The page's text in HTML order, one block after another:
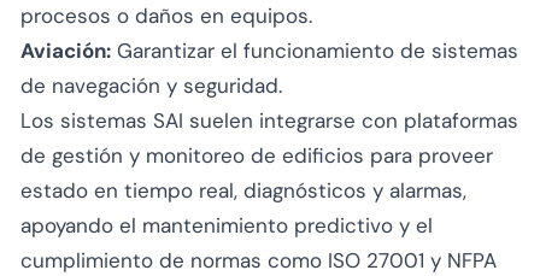
procesos o daños en equipos.
Aviación: Garantizar el funcionamiento de sistemas
de navegación y seguridad.
Los sistemas SAI suelen integrarse con plataformas
de gestión y monitoreo de edificios para proveer
estado en tiempo real, diagnósticos y alarmas,
apoyando el mantenimiento predictivo y el
cumplimiento de normas como ISO 27001 y NFPA